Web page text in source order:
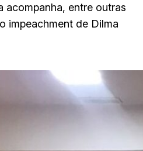
acompanha, entre outras
impeachment de Dilma